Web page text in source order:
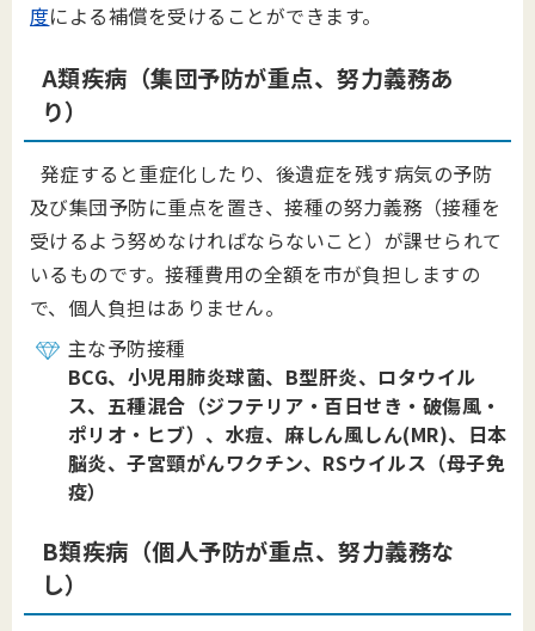
度による補償を受けることができます。
A類疾病（集団予防が重点、努力義務あ
り）
発症すると重症化したり、後遺症を残す病気の予防
及び集団予防に重点を置き、接種の努力義務（接種を
受けるよう努めなければならないこと）が課せられて
いるものです。接種費用の全額を市が負担しますの
で、個人負担はありません。
主な予防接種
BCG、小児用肺炎球菌、B型肝炎、ロタウイル
ス、五種混合（ジフテリア・百日せき・破傷風・
ポリオ・ヒブ）、水痘、麻しん風しん(MR)、日本
脳炎、子宮頸がんワクチン、RSウイルス（母子免
疫）
B類疾病（個人予防が重点、努力義務な
し）